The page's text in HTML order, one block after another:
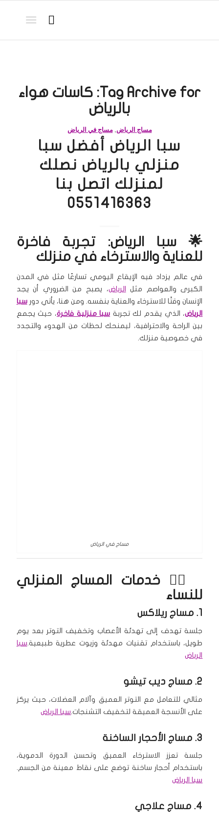
Tag Archive for: كاسات هواء
بالرياض
مساج الرياض,مساج في الرياض
سبا الرياض أفضل سبا
منزلي بالرياض نصلك
لمنزلك اتصل بنا
0551416363
🌟 سبا الرياض: تجربة فاخرة
للعناية والاسترخاء في منزلك
في عالم يزداد فيه الإيقاع اليومي تسارعًا مثل في المدن
الكبرى والعواصم مثل
الرياض، يصبح من الضروري أن يجد
الإنسان وقتًا للاسترخاء والعناية بنفسه. ومن هنا، يأتي دورسبا
الرياض، الذي يقدم لك تجربة سبا منزلية فاخرة، حيث يجمع
بين الراحة والاحترافية، ليمنحك لحظات من الهدوء والتجدد
في خصوصية منزلك.
مساج في الرياض
💆‍♀️ خدمات المساج المنزلي
للنساء
1. مساج ريلاكس
جلسة تهدف إلى تهدئة الأعصاب وتخفيف التوتر بعد يوم
طويل، باستخدام تقنيات مهدئة وزيوت عطرية طبيعية.سبا
الرياض
2. مساج ديب تيشو
مثالي للتعامل مع التوتر العميق وآلام العضلات، حيث يركز
على الأنسجة العميقة لتخفيف التشنجات.سبا الرياض
3. مساج الأحجار الساخنة
جلسة تعزز الاسترخاء العميق وتحسن الدورة الدموية،
باستخدام أحجار ساخنة توضع على نقاط معينة من الجسم.
سبا الرياض
4. مساج علاجي